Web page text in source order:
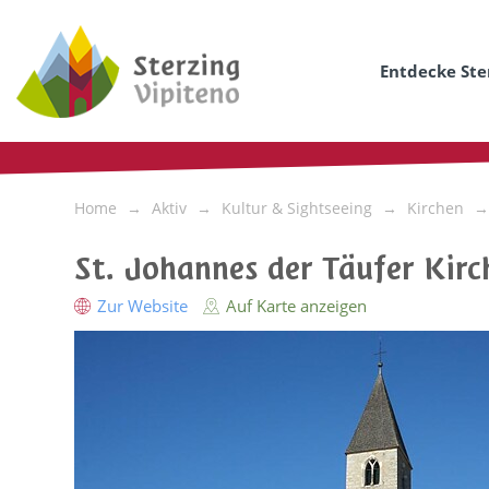
Entdecke
Home Aktiv Kultur & Sightseeing Kirchen
St. Johannes der Täufer
Zur Website Auf Karte anzeigen